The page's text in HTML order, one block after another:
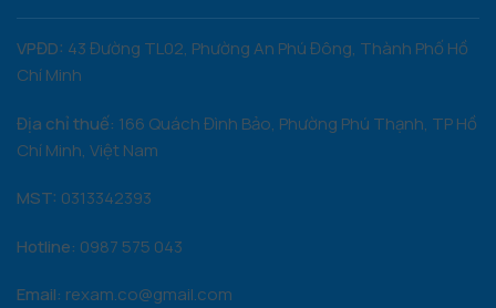
VPĐD: 43 Đường TL02, Phường An Phú Đông, Thành Phố Hồ
Chí Minh
Địa chỉ thuế: 166 Quách Đình Bảo, Phường Phú Thạnh, TP Hồ
Chí Minh, Việt Nam
MST: 0313342393
Hotline: 0987 575 043
Email: rexam.co@gmail.com